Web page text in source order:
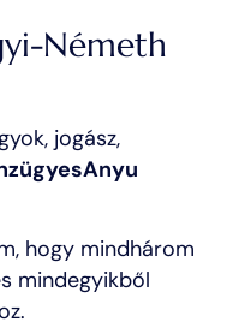
Németh
jogász,
hogy mindhárom
mindegyikből